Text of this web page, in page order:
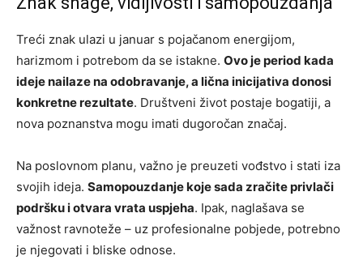
Treći znak ulazi u januar s pojačanom energijom,
harizmom i potrebom da se istakne. Ovo je period kada
ideje nailaze na odobravanje, a lična inicijativa donosi
konkretne rezultate. Društveni život postaje bogatiji, a
nova poznanstva mogu imati dugoročan značaj.
Na poslovnom planu, važno je preuzeti vođstvo i stati iza
svojih ideja. Samopouzdanje koje sada zračite privlači
podršku i otvara vrata uspjeha. Ipak, naglašava se
važnost ravnoteže – uz profesionalne pobjede, potrebno
je njegovati i bliske odnose.